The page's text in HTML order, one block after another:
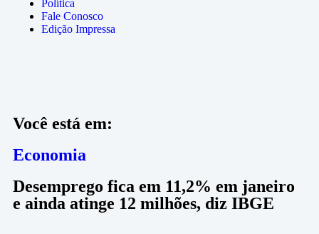
Política
Fale Conosco
Edição Impressa
Você está em:
Economia
Desemprego fica em 11,2% em janeiro
e ainda atinge 12 milhões, diz IBGE